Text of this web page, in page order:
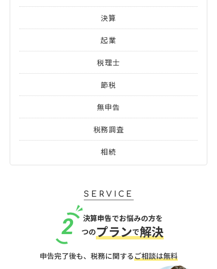
決算
起業
税理士
節税
無申告
税務調査
相続
SERVICE
決算申告でお悩みの方を
2 つのプランで解決
申告完了後も、税務に関するご相談は無料